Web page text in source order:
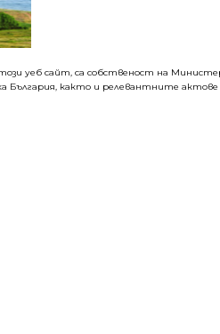
уеб сайт, са собственост на
България, както и релевантните актове